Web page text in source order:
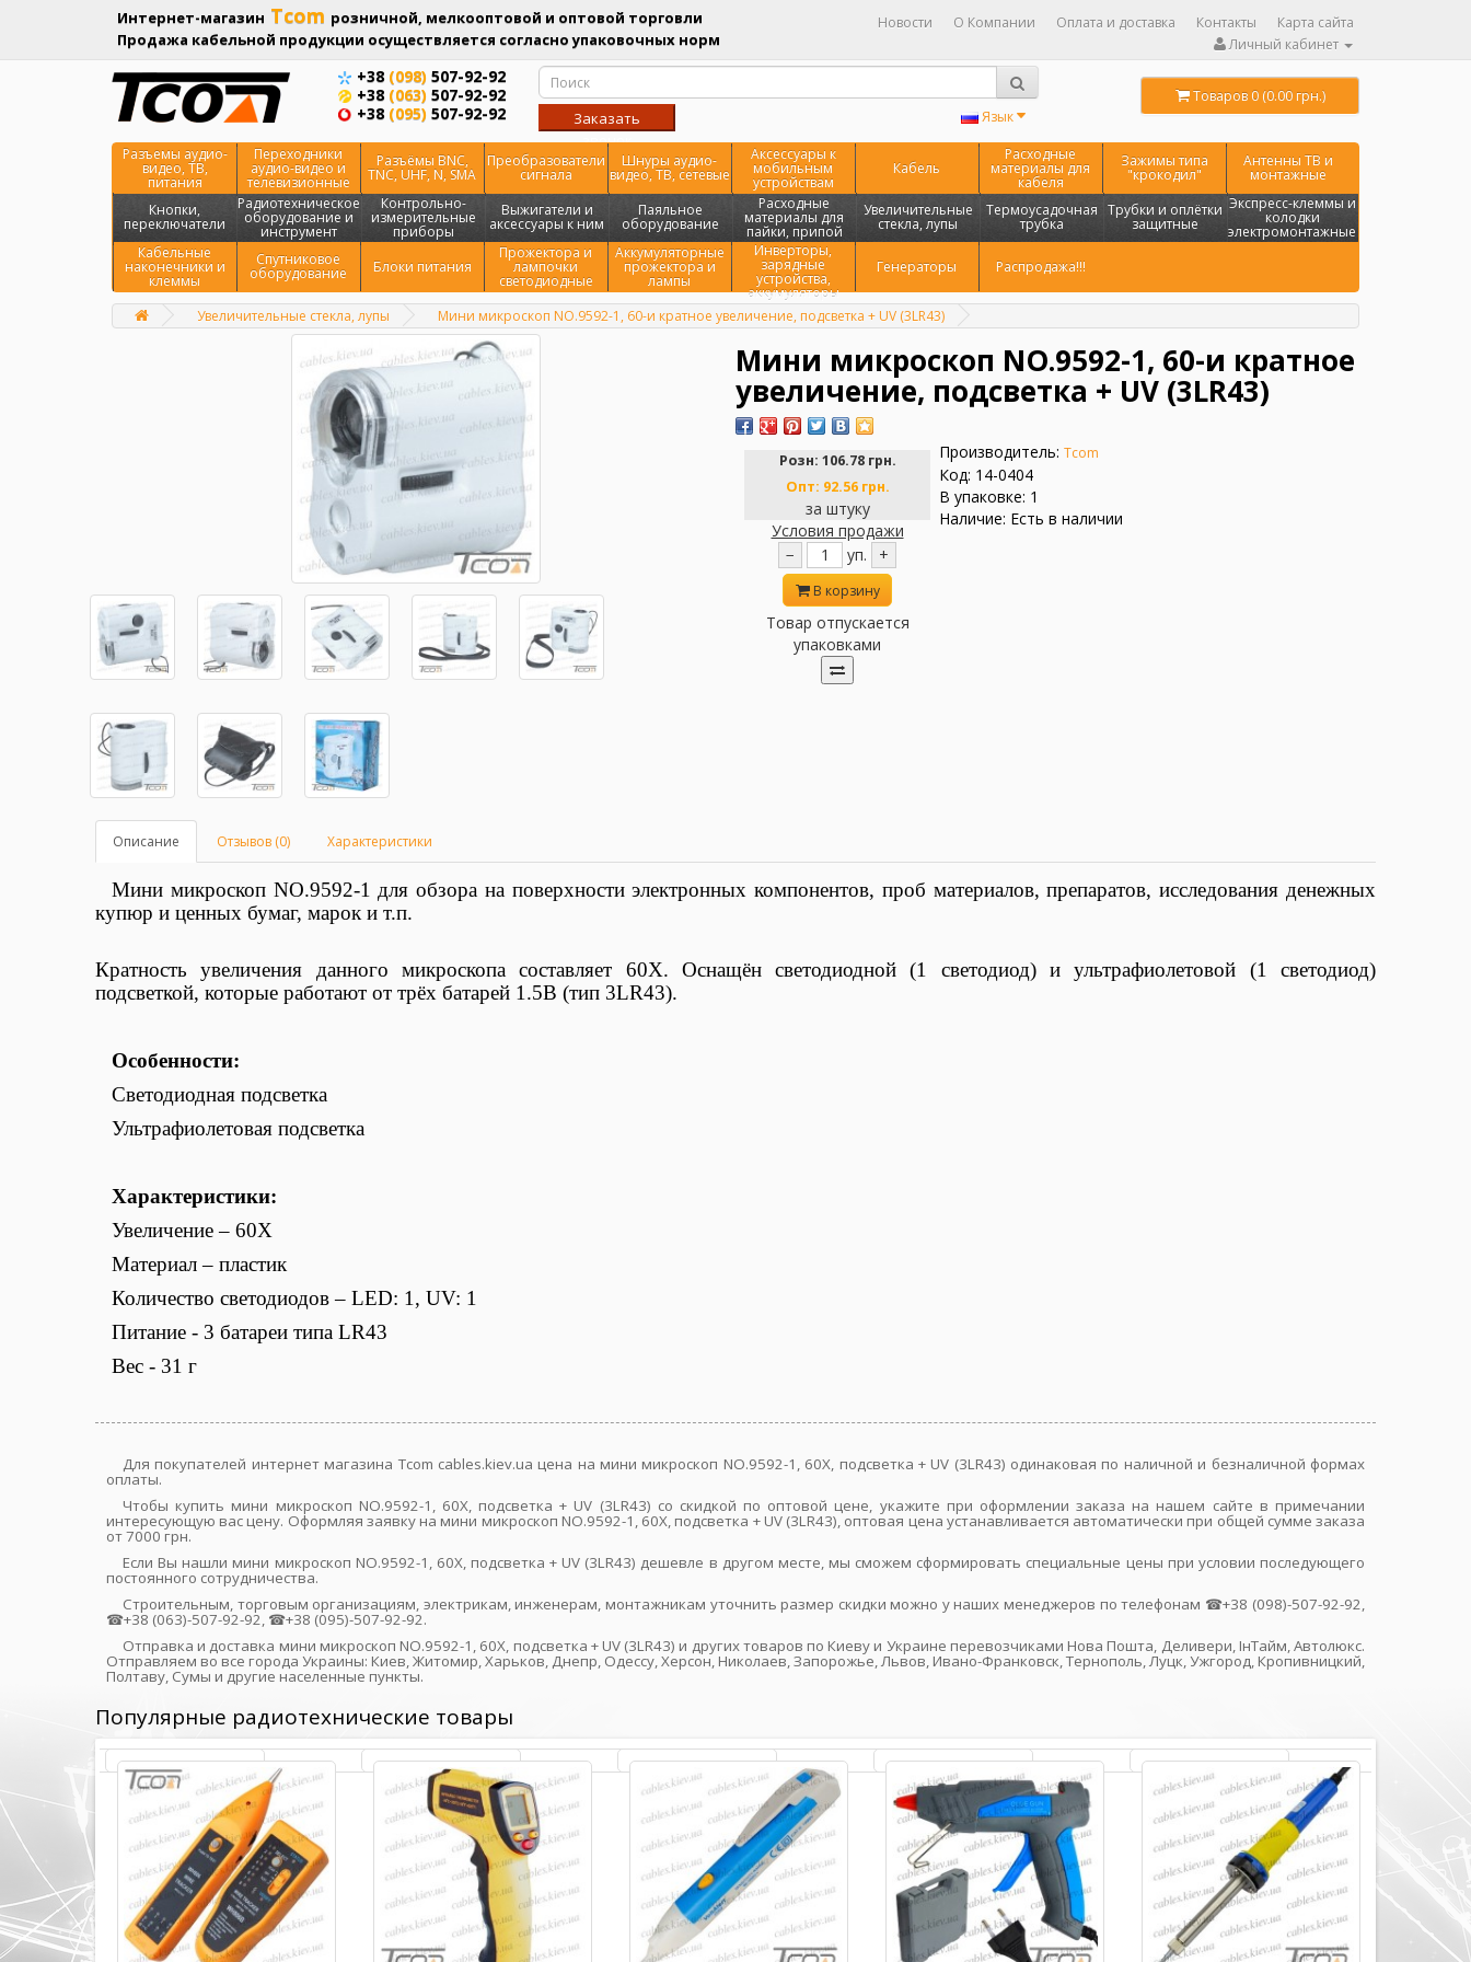
Интернет-магазин Tcom розничной, мелкооптовой и оптовой торговли
Продажа кабельной продукции осуществляется согласно упаковочных норм
Новости О Компании Оплата и доставка Контакты
Карта сайта
Личный кабинет
+38 (098) 507-92-92
+38 (063) 507-92-92
+38 (095) 507-92-92
Заказать
звонок
Язык
Товаров 0 (0.00 грн.)
Разъемы аудио-
видео, ТВ,
питания
Переходники
аудио-видео и
телевизионные
Разъёмы BNC,
TNC, UHF, N, SMA
Преобразователи
сигнала
Шнуры аудио-
видео, ТВ, сетевые
Аксессуары к
мобильным
устройствам
Кабель
Расходные
материалы для
кабеля
Зажимы типа
"крокодил"
Антенны ТВ и
монтажные
Кнопки,
переключатели
Радиотехническое
оборудование и
инструмент
Контрольно-
измерительные
приборы
Выжигатели и
аксессуары к ним
Паяльное
оборудование
Расходные
материалы для
пайки, припой
Увеличительные
стекла, лупы
Термоусадочная
трубка
Трубки и оплётки
защитные
Экспресс-клеммы и
колодки
электромонтажные
Кабельные
наконечники и
клеммы
Спутниковое
оборудование Блоки питания
Прожектора и
лампочки
светодиодные
Аккумуляторные
прожектора и
лампы
Инверторы,
зарядные
устройства,
аккумуляторы
Генераторы Распродажа!!!
Главная
Увеличительные стекла, лупы Мини микроскоп NO.9592-1, 60-и кратное увеличение, подсветка + UV (3LR43)
Мини микроскоп NO.9592-1, 60-и кратное
увеличение, подсветка + UV (3LR43)
Розн: 106.78 грн.
Опт: 92.56 грн.
за штуку
Условия продажи
−
уп. +
В корзину
Товар отпускается
упаковками
Производитель: Tcom
Код: 14-0404
В упаковке: 1
Наличие: Есть в наличии
Описание Отзывов (0) Характеристики
Мини микроскоп NO.9592-1 для обзора на поверхности электронных компонентов, проб материалов, препаратов, исследования денежных
купюр и ценных бумаг, марок и т.п.
Кратность увеличения данного микроскопа составляет 60Х. Оснащён светодиодной (1 светодиод) и ультрафиолетовой (1 светодиод)
подсветкой, которые работают от трёх батарей 1.5В (тип 3LR43).
Особенности:
Светодиодная подсветка
Ультрафиолетовая подсветка
Характеристики:
Увеличение – 60Х
Материал – пластик
Количество светодиодов– LED: 1, UV: 1
Питание - 3 батареи типа LR43
Вес - 31 г
Для покупателей интернет магазина Tcom cables.kiev.ua цена на мини микроскоп NO.9592-1, 60X, подсветка + UV (3LR43) одинаковая по наличной и безналичной формах
оплаты.
Чтобы купить мини микроскоп NO.9592-1, 60X, подсветка + UV (3LR43) со скидкой по оптовой цене, укажите при оформлении заказа на нашем сайте в примечании
интересующую вас цену. Оформляя заявку на мини микроскоп NO.9592-1, 60X, подсветка + UV (3LR43), оптовая цена устанавливается автоматически при общей сумме заказа
от 7000 грн.
Если Вы нашли мини микроскоп NO.9592-1, 60X, подсветка + UV (3LR43) дешевле в другом месте, мы сможем сформировать специальные цены при условии последующего
постоянного сотрудничества.
Строительным, торговым организациям, электрикам, инженерам, монтажникам уточнить размер скидки можно у наших менеджеров по телефонам ☎+38 (098)-507-92-92,
☎+38 (063)-507-92-92, ☎+38 (095)-507-92-92.
Отправка и доставка мини микроскоп NO.9592-1, 60X, подсветка + UV (3LR43) и других товаров по Киеву и Украине перевозчиками Нова Пошта, Деливери, ІнТайм, Автолюкс.
Отправляем во все города Украины: Киев, Житомир, Харьков, Днепр, Одессу, Херсон, Николаев, Запорожье, Львов, Ивано-Франковск, Тернополь, Луцк, Ужгород, Кропивницкий,
Полтаву, Сумы и другие населенные пункты.
Популярные радиотехнические товары